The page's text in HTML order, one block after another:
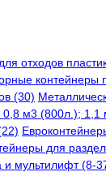
отходов
контейнеры
(30)
м3 (800л.); 1,1
для
и мультилифт (8-